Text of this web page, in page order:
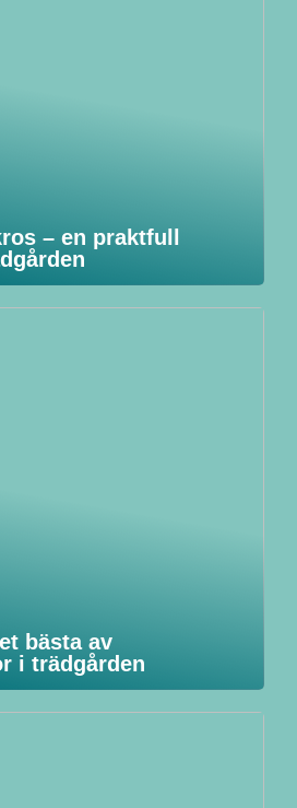
– en praktfull
bästa av
i trädgården